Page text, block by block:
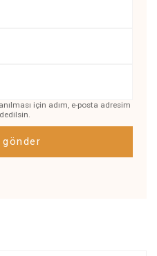
için adım, e-posta adresim